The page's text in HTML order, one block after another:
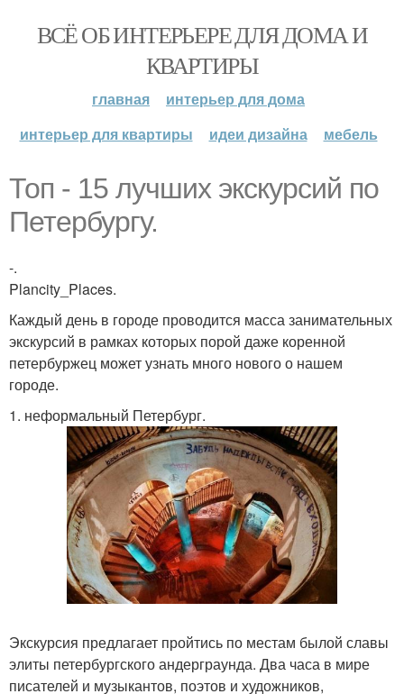
ВСЁ ОБ ИНТЕРЬЕРЕ ДЛЯ ДОМА И
КВАРТИРЫ
главная
интерьер для дома
интерьер для квартиры
идеи дизайна мебель
Топ - 15 лучших экскурсий по
Петербургу.
-.
Plancity_Places.
Каждый день в городе проводится масса занимательных
экскурсий в рамках которых порой даже коренной
петербуржец может узнать много нового о нашем
городе.
1. неформальный Петербург.
Экскурсия предлагает пройтись по местам былой славы
элиты петербургского андерграунда. Два часа в мире
писателей и музыкантов, поэтов и художников,